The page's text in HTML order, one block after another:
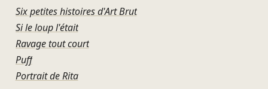
Six petites histoires d'Art Brut
Si le loup l'était
Ravage tout court
Puff
Portrait de Rita